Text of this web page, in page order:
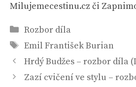
Milujemecestinu.cz či
Rubriky
Rozbor díla
Štítky
Emil František Burian
Hrdý Budžes – rozbor díla
Zazí cvičení ve stylu –